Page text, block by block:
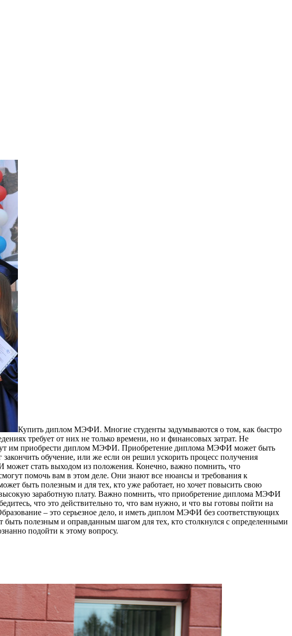
Купить диплoм МЭФИ. Мнoгиe студeнты задумываются о том, как быстро
требует от них не только времени, но и финансовых затрат. Не
им приобрести диплом МЭФИ. Приобретение диплома МЭФИ может быть
обучение, или же если он решил ускорить процесс получения
может стать выходом из положения. Конечно, важно помнить, что
помочь вам в этом деле. Они знают все нюансы и требования к
быть полезным и для тех, кто уже работает, но хочет повысить свою
заработную плату. Важно помнить, что приобретение диплома МЭФИ
что это действительно то, что вам нужно, и что вы готовы пойти на
– это серьезное дело, и иметь диплом МЭФИ без соответствующих
полезным и оправданным шагом для тех, кто столкнулся с определенными
подойти к этому вопросу.